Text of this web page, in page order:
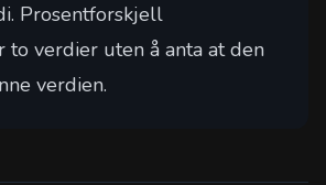
Prosentforskjell
to verdier uten å anta at den
verdien.